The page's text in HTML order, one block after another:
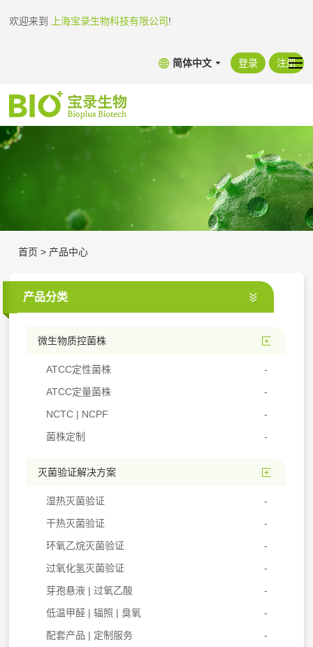
欢迎来到 上海宝录生物科技有限公司!
简体中文 登录 注册
首页 > 产品中心
产品分类
微生物质控菌株
ATCC定性菌株
ATCC定量菌株
NCTC | NCPF
菌株定制
灭菌验证解决方案
湿热灭菌验证
干热灭菌验证
环氧乙烷灭菌验证
过氧化氢灭菌验证
芽孢悬液 | 过氧乙酸
低温甲醛 | 辐照 | 臭氧
配套产品 | 定制服务